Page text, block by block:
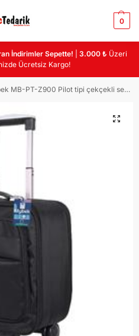
0
İndirimler Sepette! |3.000 ₺ Üzeri
Ücretsiz Kargo!
MB-PT-Z900 Pilot tipi çekçekli seyahat çantası 5 bölmeli